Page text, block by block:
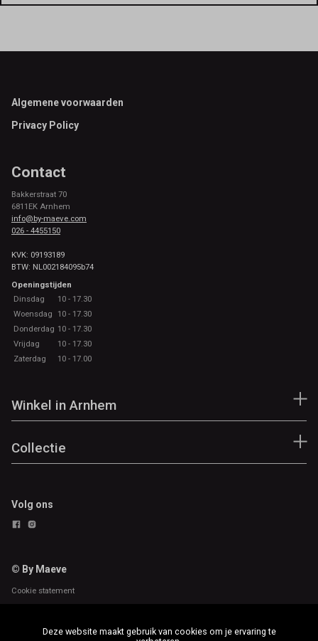
Footer
Algemene voorwaarden
Privacy Policy
Contact
Bakkerstraat 70
6811EK Arnhem
info@by-maeve.com
026 - 4455150
KVK: 09193189
BTW: NL002184095b74
Openingstijden
Dinsdag
10 - 17.30
Woensdag
10 - 17.30
Donderdag 10 - 17.30
Vrijdag
10 - 17.30
Zaterdag
10 - 17.00
Winkel in Arnhem
Collectie
Volg ons
© By Maeve
Cookie statement
Deze website maakt gebruik van cookies om je ervaring te